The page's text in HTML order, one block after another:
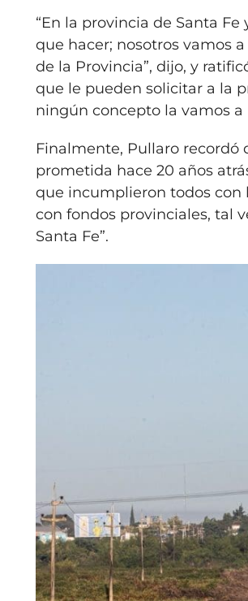
“En la provincia de Santa
que hacer; nosotros vamos
de la Provincia”, dijo, y
que le pueden solicitar a la
ningún concepto la vamos a
Finalmente, Pullaro recordó
prometida hace 20 años
que incumplieron todos con
con fondos provinciales, tal
Santa Fe”.